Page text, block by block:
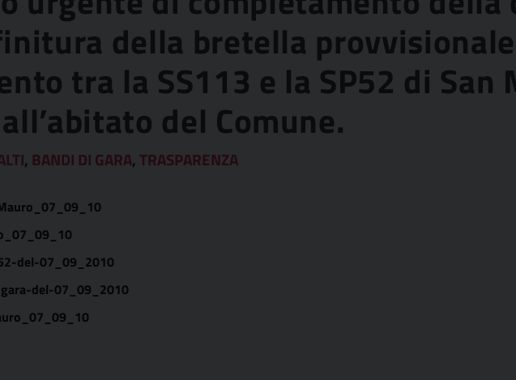
della bretella
tra la SS113 e la SP52 di San
all’abitato del Comune.
, BANDI DI GARA,TRASPARENZA
del-07_09_2010
del-07_09_2010